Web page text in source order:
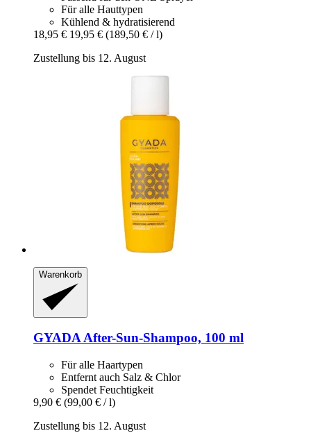
Für alle Hauttypen
Kühlend & hydratisierend
18,95 € 19,95 € (189,50 € / l)
Zustellung bis 12. August
Warenkorb
GYADAAfter-​Sun-​Shampoo, 100 ml
Für alle Haartypen
Entfernt auch Salz & Chlor
Spendet Feuchtigkeit
9,90 € (99,00 € / l)
Zustellung bis 12. August